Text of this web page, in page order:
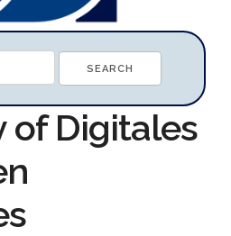
of Digitales